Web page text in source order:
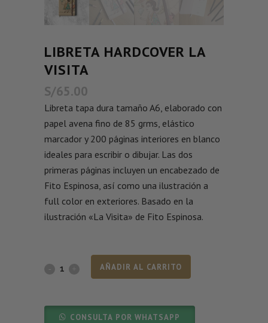
LIBRETA HARDCOVER LA
VISITA
S/65.00
Libreta tapa dura tamaño A6, elaborado con
papel avena fino de 85 grms, elástico
marcador y 200 páginas interiores en blanco
ideales para escribir o dibujar. Las dos
primeras páginas incluyen un encabezado de
Fito Espinosa, así como una ilustración a
full color en exteriores. Basado en la
ilustración «La Visita» de Fito Espinosa.
AÑADIR AL CARRITO
CONSULTA POR WHATSAPP